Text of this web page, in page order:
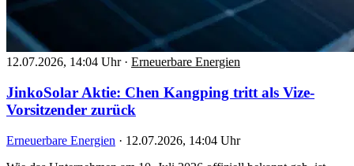
12.07.2026, 14:04 Uhr · Erneuerbare Energien
JinkoSolar Aktie: Chen Kangping tritt als Vize-
Vorsitzender zurück
Erneuerbare Energien · 12.07.2026, 14:04 Uhr